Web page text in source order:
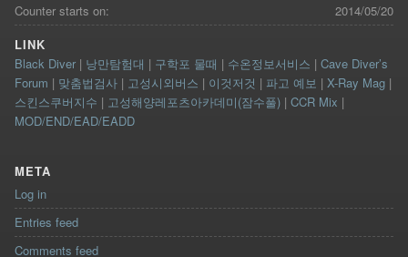
2014/05/20
Counter starts on:
LINK
Black Diver| 낭만탐험대 | 구학포 물때 | 수온정보서비스 | Cave Diver’s
Forum | 맞춤법검사| 고성시외버스 | 이것저것 | 파고 예보 | X-Ray Mag|
스킨스쿠버지수 | 고성해양레포츠아카데미(잠수풀)| CCR Mix |
MOD/END/EAD/EADD
META
Log in
Entries feed
Comments feed